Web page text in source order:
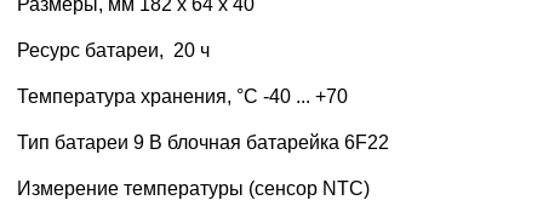
Ресурс батареи, 20 ч
Температура хранения, °C -40 ... +70
Тип батареи 9 В блочная батарейка 6F22
Измерение температуры (сенсор NTC)